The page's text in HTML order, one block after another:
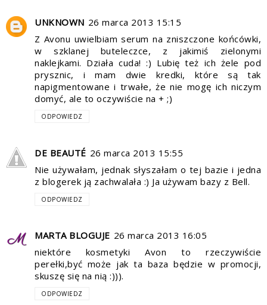
UNKNOWN 26 marca 2013 15:15
Z Avonu uwielbiam serum na zniszczone końcówki,
w szklanej buteleczce, z jakimiś zielonymi
naklejkami. Działa cuda! :) Lubię też ich żele pod
prysznic, i mam dwie kredki, które są tak
napigmentowane i trwałe, że nie mogę ich niczym
domyć, ale to oczywiście na + ;)
ODPOWIEDZ
DE BEAUTÉ 26 marca 2013 15:55
Nie używałam, jednak słyszałam o tej bazie i jedna
z blogerek ją zachwalała :) Ja używam bazy z Bell.
ODPOWIEDZ
MARTA BLOGUJE 26 marca 2013 16:05
niektóre kosmetyki Avon to rzeczywiście
perełki,być może jak ta baza będzie w promocji,
skuszę się na nią :))).
ODPOWIEDZ